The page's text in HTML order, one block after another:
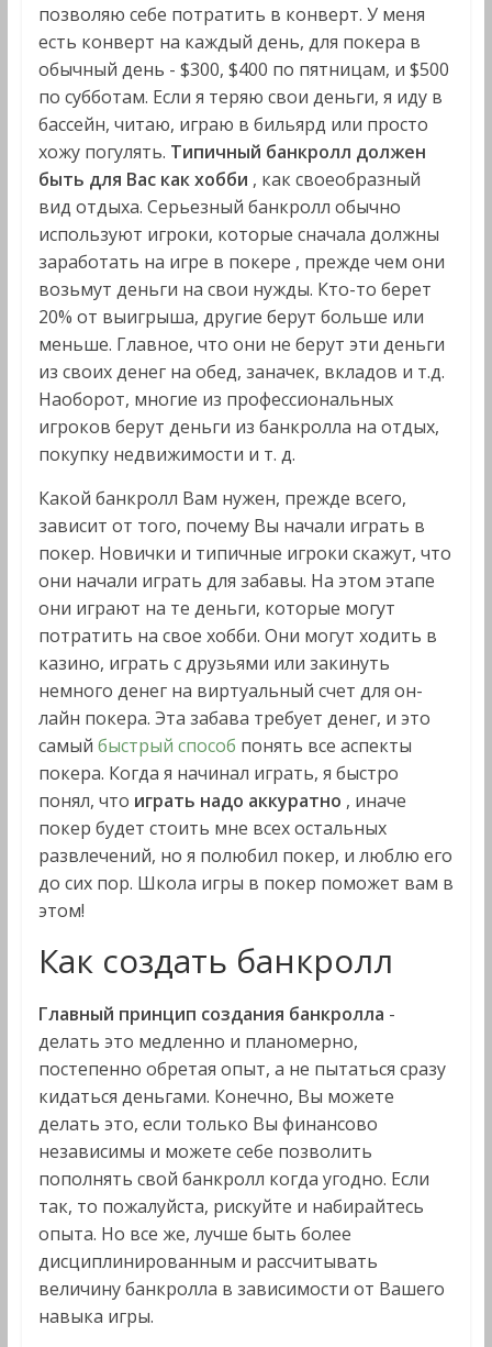
позволяю себе потратить в конверт. У меня
есть конверт на каждый день, для покера в
обычный день - $300, $400 по пятницам, и $500
по субботам. Если я теряю свои деньги, я иду в
бассейн, читаю, играю в бильярд или просто
хожу погулять. Типичный банкролл должен
быть для Вас как хобби , как своеобразный
вид отдыха. Серьезный банкролл обычно
используют игроки, которые сначала должны
заработать на игре в покере , прежде чем они
возьмут деньги на свои нужды. Кто-то берет
20% от выигрыша, другие берут больше или
меньше. Главное, что они не берут эти деньги
из своих денег на обед, заначек, вкладов и т.д.
Наоборот, многие из профессиональных
игроков берут деньги из банкролла на отдых,
покупку недвижимости и т. д.
Какой банкролл Вам нужен, прежде всего,
зависит от того, почему Вы начали играть в
покер. Новички и типичные игроки скажут, что
они начали играть для забавы. На этом этапе
они играют на те деньги, которые могут
потратить на свое хобби. Они могут ходить в
казино, играть с друзьями или закинуть
немного денег на виртуальный счет для он-
лайн покера. Эта забава требует денег, и это
самый быстрый способ понять все аспекты
покера. Когда я начинал играть, я быстро
понял, что играть надо аккуратно , иначе
покер будет стоить мне всех остальных
развлечений, но я полюбил покер, и люблю его
до сих пор. Школа игры в покер поможет вам в
этом!
Как создать банкролл
Главный принцип создания банкролла -
делать это медленно и планомерно,
постепенно обретая опыт, а не пытаться сразу
кидаться деньгами. Конечно, Вы можете
делать это, если только Вы финансово
независимы и можете себе позволить
пополнять свой банкролл когда угодно. Если
так, то пожалуйста, рискуйте и набирайтесь
опыта. Но все же, лучше быть более
дисциплинированным и рассчитывать
величину банкролла в зависимости от Вашего
навыка игры.